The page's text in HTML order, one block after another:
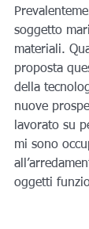
soggetto
materiali.
proposta
della
nuove
lavorato su
mi sono
oggetti